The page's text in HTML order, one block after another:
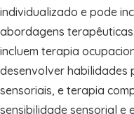
individualizado e pode
abordagens
incluem terapia
desenvolver habilidades
sensoriais, e terapia
sensibilidade sensorial e